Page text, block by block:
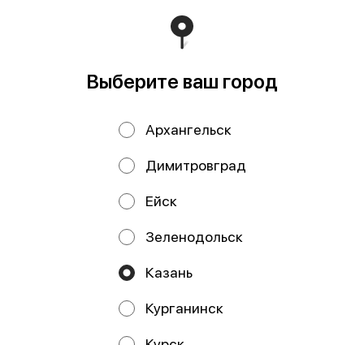
50 гр
ИП Ахметьянова Альбина
ИП Ахметьянова Альбина Мугафовна ИНН:
счет: 40802810306000099647, Смоленское отделение
N8609 ПАО СБЕРБАНК, БИК 048073601 Кор. счет:
Выберите ваш город
Архангельск
Димитровград
Ейск
Зеленодольск
Казань
Курганинск